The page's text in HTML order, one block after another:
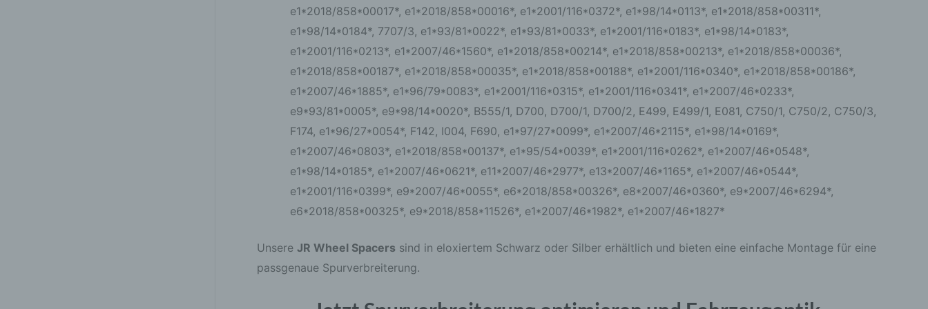
e1*2018/858*00017*, e1*2018/858*00016*, e1*2001/116*0372*, e1*98/14*0113*, e1*2018/858*00311*,
e1*98/14*0184*, 7707/3, e1*93/81*0022*, e1*93/81*0033*, e1*2001/116*0183*, e1*98/14*0183*,
e1*2001/116*0213*, e1*2007/46*1560*, e1*2018/858*00214*, e1*2018/858*00213*, e1*2018/858*00036*,
e1*2018/858*00187*, e1*2018/858*00035*, e1*2018/858*00188*, e1*2001/116*0340*, e1*2018/858*00186*,
e1*2007/46*1885*, e1*96/79*0083*, e1*2001/116*0315*, e1*2001/116*0341*, e1*2007/46*0233*,
e9*93/81*0005*, e9*98/14*0020*, B555/1, D700, D700/1, D700/2, E499, E499/1, E081, C750/1, C750/2, C750/3,
F174, e1*96/27*0054*, F142, I004, F690, e1*97/27*0099*, e1*2007/46*2115*, e1*98/14*0169*,
e1*2007/46*0803*, e1*2018/858*00137*, e1*95/54*0039*, e1*2001/116*0262*, e1*2007/46*0548*,
e1*98/14*0185*, e1*2007/46*0621*, e11*2007/46*2977*, e13*2007/46*1165*, e1*2007/46*0544*,
e1*2001/116*0399*, e9*2007/46*0055*, e6*2018/858*00326*, e8*2007/46*0360*, e9*2007/46*6294*,
e6*2018/858*00325*, e9*2018/858*11526*, e1*2007/46*1982*, e1*2007/46*1827*
Unsere JR Wheel Spacers sind in eloxiertem Schwarz oder Silber erhältlich und bieten eine einfache Montage für eine
passgenaue Spurverbreiterung.
Einschränkung der Verarbeitung ist die Markierung gespeicherter
personenbezogener Daten mit dem Ziel, ihre künftige Verarbeitung
einzuschränken.
Profiling ist jede Art der automatisierten Verarbeitung
personenbezogener Daten, die darin besteht, dass diese
personenbezogenen Daten verwendet werden, um bestimmte
persönliche Aspekte, die sich auf eine natürliche Person beziehen,
wirtschaftlicher Lage, Gesundheit, persönlicher Vorlieben,
Interessen, Zuverlässigkeit, Verhalten, Aufenthaltsort oder
Ortswechsel dieser natürlichen Person zu analysieren oder
f) Pseudonymisierung